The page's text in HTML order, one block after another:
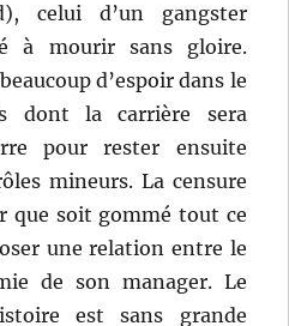
celui d’un gangster
à mourir sans gloire.
d’espoir dans le
dont la carrière sera
pour rester ensuite
mineurs. La censure
que soit gommé tout ce
une relation entre le
de son manager. Le
est sans grande